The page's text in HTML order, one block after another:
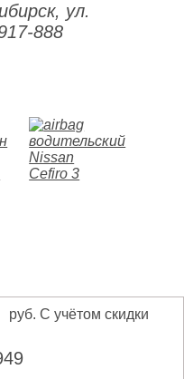
ул.
888
руб. С учётом скидки